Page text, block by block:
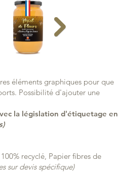
éléments graphiques pour que
Possibilité d'ajouter une
la législation d'étiquetage en
recyclé, Papier fibres de
sur devis spécifique)